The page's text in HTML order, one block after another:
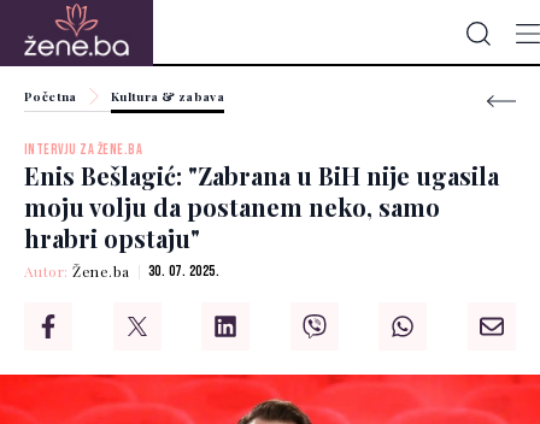
Početna Kultura & zabava
INTERVJU ZA ŽENE.BA
Enis Bešlagić: "Zabrana u BiH nije ugasila
moju volju da postanem neko, samo
hrabri opstaju"
Autor:Žene.ba 30. 07. 2025.